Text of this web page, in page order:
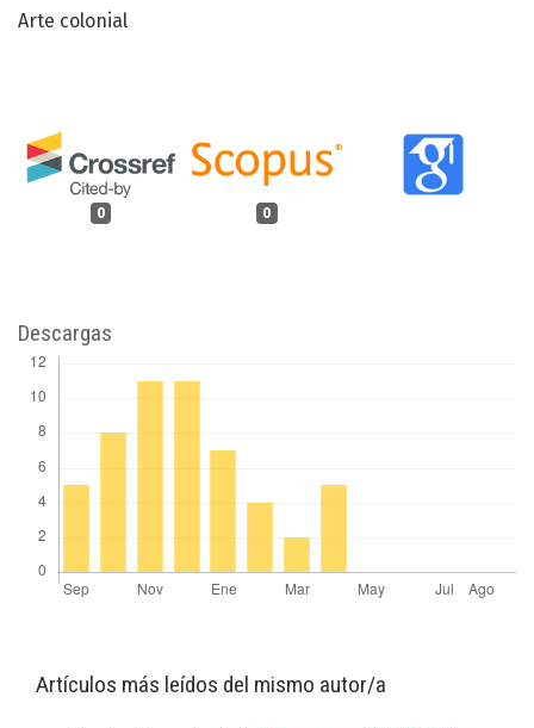
Arte colonial
0 0
Descargas
Artículos más leídos del mismo autor/a